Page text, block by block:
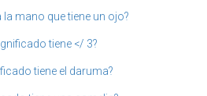
la mano que tiene un ojo?
tiene </ 3?
tiene el daruma?